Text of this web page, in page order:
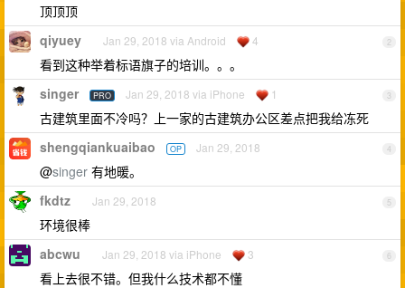
顶顶顶
2
qiyuey Jan 29, 2018 via Android 4
看到这种举着标语旗子的培训。。。
3
singer PRO Jan 29, 2018 via iPhone 1
古建筑里面不冷吗？上一家的古建筑办公区差点把我给冻死
4
shengqiankuaibao OP Jan 29, 2018
@singer 有地暖。
5
fkdtz Jan 29, 2018
环境很棒
6
abcwu Jan 29, 2018 via iPhone 3
看上去很不错。但我什么技术都不懂